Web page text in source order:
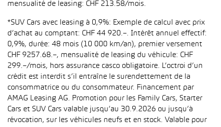
mensualité de leasing: CHF 213.58/mois.
*SUV Cars avec leasing à 0,9%: Exemple de calcul avec prix
d’achat au comptant: CHF 44 920.–. Intérêt annuel effectif:
0,9%, durée: 48 mois (10 000 km/an), premier versement
CHF 9257.68.–, mensualité de leasing du véhicule: CHF
299.–/mois, hors assurance casco obligatoire. L’octroi d’un
crédit est interdit s’il entraîne le surendettement de la
consommatrice ou du consommateur. Financement par
AMAG Leasing AG. Promotion pour les Family Cars, Starter
Cars et SUV Cars valable jusqu’au 30.9.2026 ou jusqu’à
révocation, sur les véhicules neufs et en stock. Valable pour